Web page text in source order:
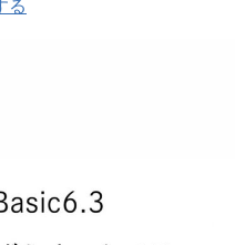
る